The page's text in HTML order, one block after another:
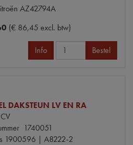
AZ42794A
(€ 86,45 excl. btw)
Info Bestel
DAKSTEUN LV EN RA
1740051
1900596 | A8222-2